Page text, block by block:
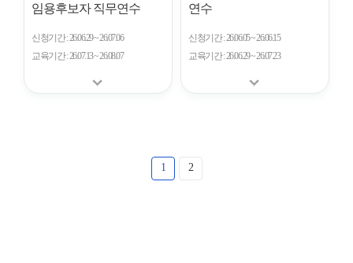
임용후보자 직무연수
신청기간 26.06.29 ~ 26.07.06
교육기간 26.07.13 ~ 26.08.07
연수
신청기간 26.06.05 ~ 26.06.15
교육기간 26.06.29 ~ 26.07.23
1 2